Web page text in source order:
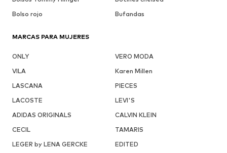
Bolso rojo
Bufandas
MARCAS PARA MUJERES
ONLY
VERO MODA
VILA
Karen Millen
LASCANA
PIECES
LACOSTE
LEVI'S
ADIDAS ORIGINALS
CALVIN KLEIN
CECIL
TAMARIS
LEGER by LENA GERCKE
EDITED